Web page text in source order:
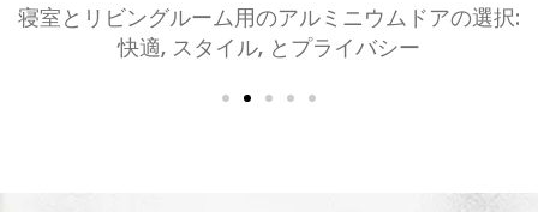
寝室とリビングルーム用のアルミニウムドアの選択:
快適, スタイル, とプライバシー